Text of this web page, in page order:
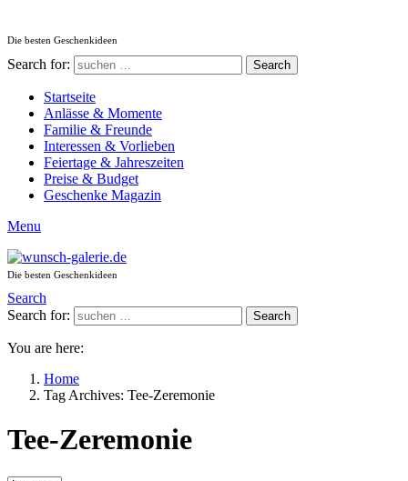
Die besten Geschenkideen
Search for: Search
Startseite
Anlässe & Momente
Familie & Freunde
Interessen & Vorlieben
Feiertage & Jahreszeiten
Preise & Budget
Geschenke Magazin
Menu
Die besten Geschenkideen
Search
Search for:
Search
You are here:
Home
Tag Archives: Tee-Zeremonie
Tee-Zeremonie